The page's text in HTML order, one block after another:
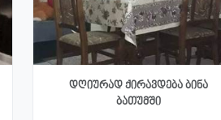
დღიურად ქირავდება ბინა
ბათუმში